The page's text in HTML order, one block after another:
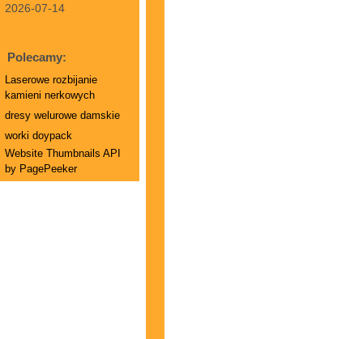
2026-07-14
Polecamy:
Laserowe rozbijanie
kamieni nerkowych
dresy welurowe damskie
worki doypack
Website Thumbnails API
by PagePeeker